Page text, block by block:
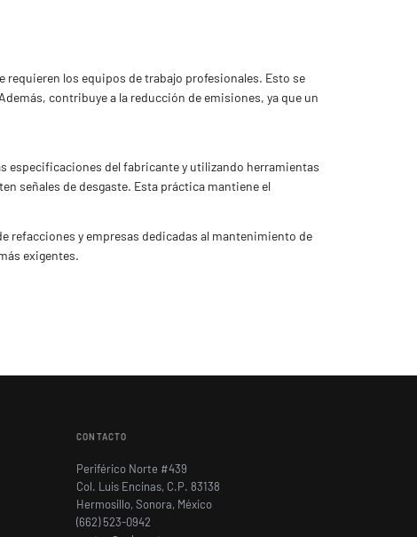
requieren los equipos de trabajo profesionales. Esto se
contribuye a la reducción de emisiones, ya que un
especificaciones del fabricante y utilizando herramientas
señales de desgaste. Esta práctica mantiene el
refacciones y empresas dedicadas al mantenimiento de
exigentes.
CONTACTO
Periférico Norte #439
Col. Luis Encinas, C.P. 83138
Hermosillo, Sonora, México
(662) 523-0942